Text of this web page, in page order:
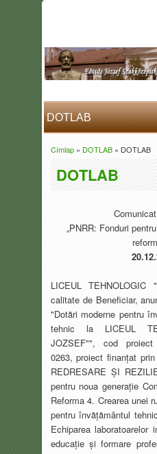
Jelenlegi hely
Címlap» DOTLAB» DOTLAB
DOTLAB
„PNRR: Fonduri
LICEUL
calitate de Beneficiar,
"Dotări moderne pentru
tehnic la LICEUL
JOZSEF"", cod proiect
0263, proiect finanțat
REDRESARE ȘI
pentru noua generație
Reforma 4. Crearea unei
pentru învățământul
Echiparea laboratoarelor
educație și formare